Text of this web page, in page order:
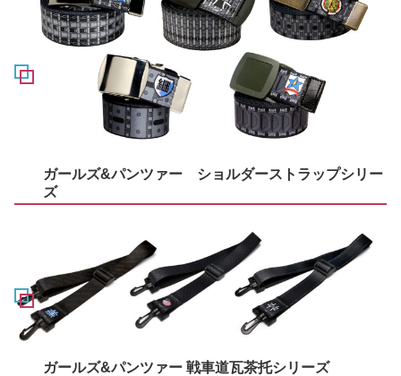
ガールズ&パンツァー ショルダーストラップシリー
ズ
ガールズ&パンツァー 戦車道瓦茶托シリーズ